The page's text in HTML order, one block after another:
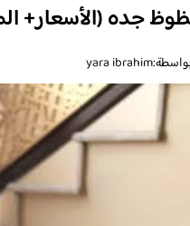
جده (الأسعار+
yara ibrahim